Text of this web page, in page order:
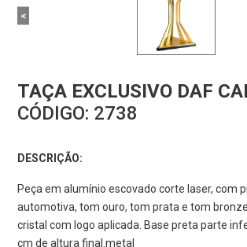
<
TAÇA EXCLUSIVO DAF
CÓDIGO: 2738
DESCRIÇÃO:
Peça em alumínio escovado corte laser, com
automotiva, tom ouro, tom prata e tom
cristal com logo aplicada. Base preta parte
cm de altura final.metal